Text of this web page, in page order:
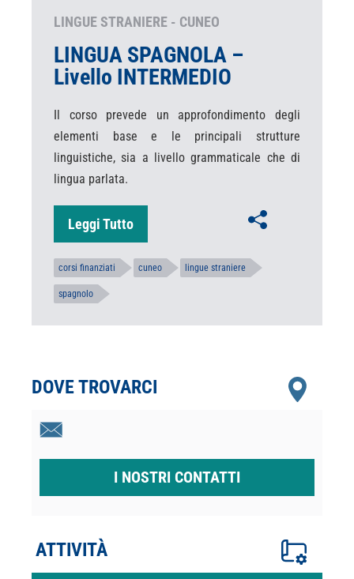
LINGUE STRANIERE - CUNEO
LINGUA SPAGNOLA –
Livello INTERMEDIO
Il corso prevede un approfondimento degli
elementi base e le principali strutture
linguistiche, sia a livello grammaticale che di
lingua parlata.
Leggi Tutto
corsi finanziati cuneo lingue straniere
spagnolo
DOVE TROVARCI
I NOSTRI CONTATTI
ATTIVITÀ